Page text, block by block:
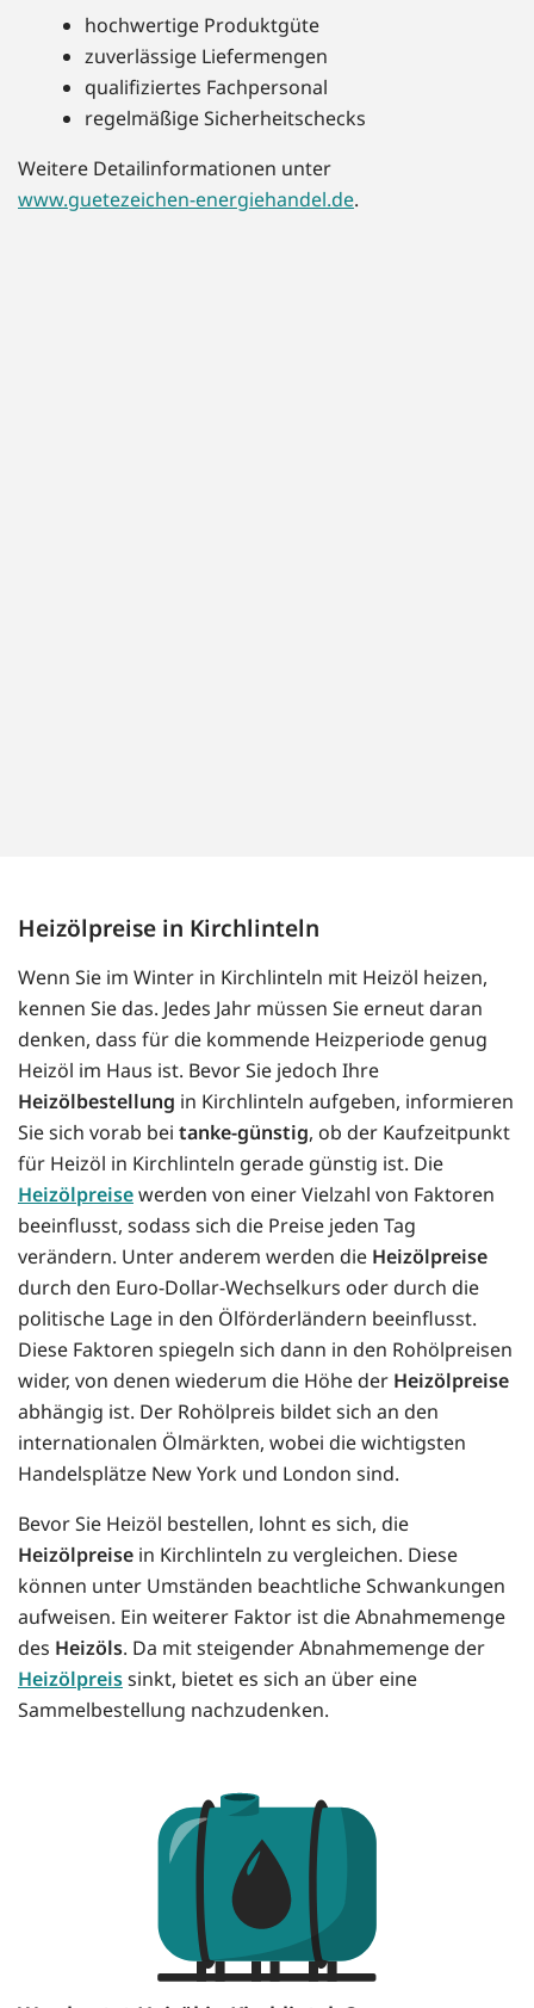
hochwertige Produktgüte
zuverlässige Liefermengen
qualifiziertes Fachpersonal
regelmäßige Sicherheitschecks
Weitere Detailinformationen unter
www.guetezeichen-energiehandel.de.
Heizölpreise in Kirchlinteln
Wenn Sie im Winter in Kirchlinteln mit Heizöl heizen,
kennen Sie das. Jedes Jahr müssen Sie erneut daran
denken, dass für die kommende Heizperiode genug
Heizöl im Haus ist. Bevor Sie jedoch Ihre
Heizölbestellung in Kirchlinteln aufgeben, informieren
Sie sich vorab bei tanke-günstig, ob der Kaufzeitpunkt
für Heizöl in Kirchlinteln gerade günstig ist. Die
Heizölpreisewerden von einer Vielzahl von Faktoren
beeinflusst, sodass sich die Preise jeden Tag
verändern. Unter anderem werden die Heizölpreise
durch den Euro-Dollar-Wechselkurs oder durch die
politische Lage in den Ölförderländern beeinflusst.
Diese Faktoren spiegeln sich dann in den Rohölpreisen
wider, von denen wiederum die Höhe der Heizölpreise
abhängig ist. Der Rohölpreis bildet sich an den
internationalen Ölmärkten, wobei die wichtigsten
Handelsplätze New York und London sind.
Bevor Sie Heizöl bestellen, lohnt es sich, die
Heizölpreise in Kirchlinteln zu vergleichen. Diese
können unter Umständen beachtliche Schwankungen
aufweisen. Ein weiterer Faktor ist die Abnahmemenge
des Heizöls. Da mit steigender Abnahmemenge der
Heizölpreissinkt, bietet es sich an über eine
Sammelbestellung nachzudenken.